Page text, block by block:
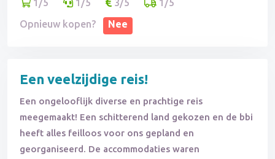
1/5
1/5 3/5
1/5
Opnieuw kopen?
Nee
Een veelzijdige reis!
Een ongelooflijk diverse en prachtige reis
meegemaakt! Een schitterend land gekozen en de bbi
heeft alles feilloos voor ons gepland en
georganiseerd. De accommodaties waren